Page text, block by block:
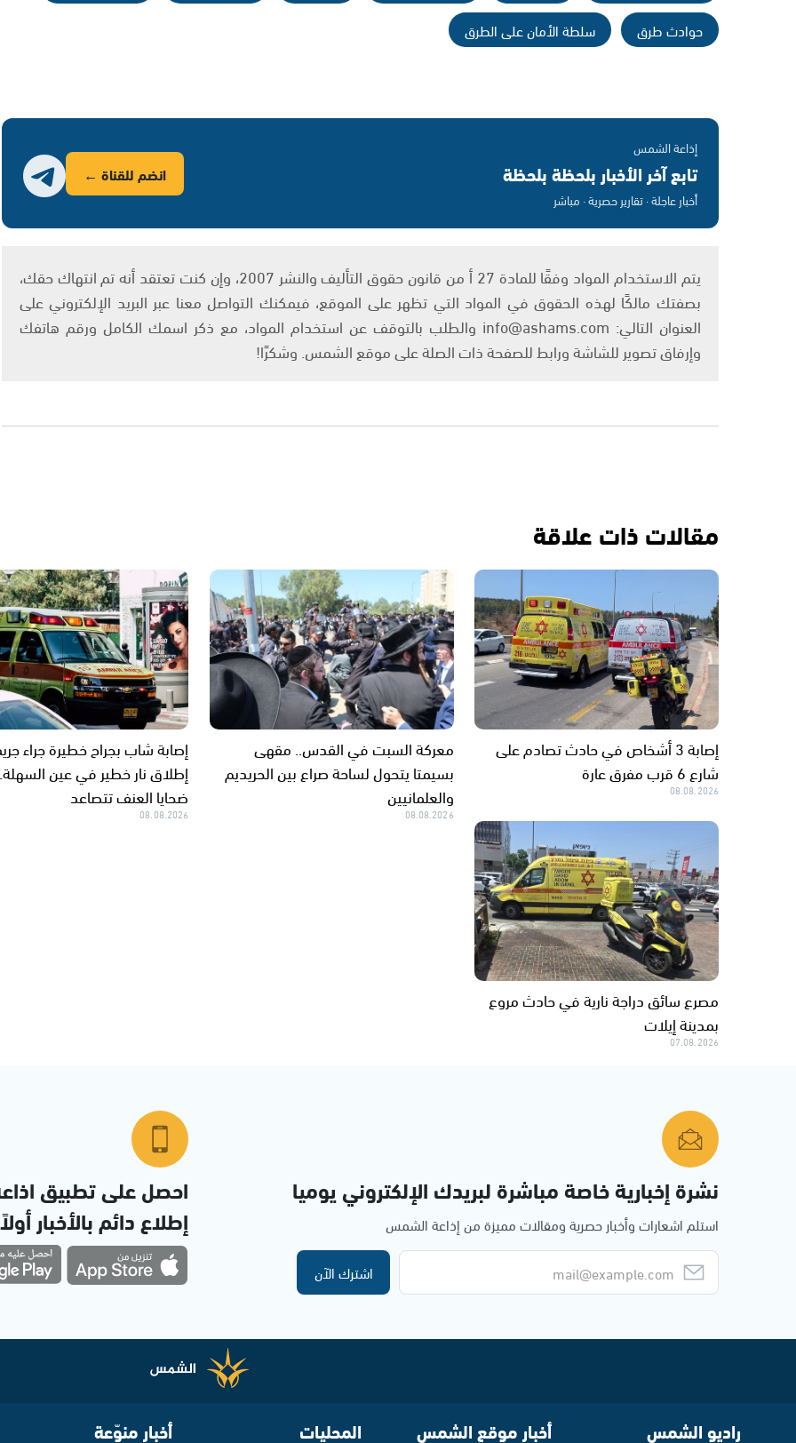
حوادث طرق
سلطة الأمان على الطرق
إذاعة الشمس
تابع آخر الأخبار بلحظة بلحظة
أخبار عاجلة · تقارير حصرية · مباشر
انضم للقناة ←
يتم الاستخدام المواد وفقًا للمادة 27 أ من قانون حقوق التأليف والنشر 2007، وإن كنت تعتقد أنه تم انتهاك حقك،
بصفتك مالكًا لهذه الحقوق في المواد التي تظهر على الموقع، فيمكنك التواصل معنا عبر البريد الإلكتروني على
العنوان التالي: info@ashams.com والطلب بالتوقف عن استخدام المواد، مع ذكر اسمك الكامل ورقم هاتفك
وإرفاق تصوير للشاشة ورابط للصفحة ذات الصلة على موقع الشمس. وشكرًا!
مقالات ذات علاقة
إصابة 3 أشخاص في حادث تصادم على
شارع 6 قرب مفرق عارة
08.08.2026
معركة السبت في القدس.. مقهى
بسيمتا يتحول لساحة صراع بين الحريديم
والعلمانيين
08.08.2026
إصابة شاب بجراح خطيرة جراء
إطلاق نار خطير في عين
ضحايا العنف تتصاعد
08.08.2026
مصرع سائق دراجة نارية في حادث مروع
بمدينة إيلات
07.08.2026
نشرة إخبارية خاصة مباشرة لبريدك الإلكتروني يوميا
استلم اشعارات وأخبار حصرية ومقالات مميزة من إذاعة الشمس
اشترك الآن
احصل على تطبيق
إطلاع دائم بالأخبار
راديو الشمس أخبار موقع الشمس المحليات أخبار منوّعة